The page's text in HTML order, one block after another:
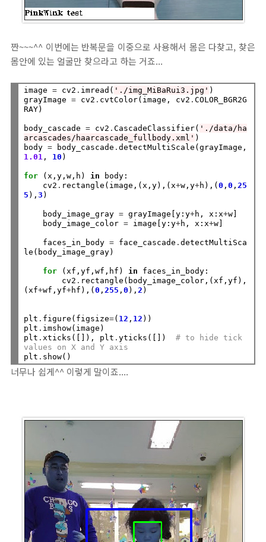
짠~~~^^ 이번에는 반복문을 이중으로 사용해서 몸은 다찾고, 찾은
몸안에 있는 얼굴만 찾으라고 하는 거죠...
image = cv2 . imread( './img_MiBaRui3.jpg' )
grayImage = cv2 . cvtColor(image, cv2 .COLOR_BGR2G
RAY)
body_cascade = cv2 .CascadeClassifier( './data/ha
arcascades/haarcascade_fullbody.xml' )
body = body_cascade .
1.01 , 10 )
for (x,y,w,h) in body:
    cv2
. rectangle(image,(x,y),(x+w,y+h),(0 ,0 , 25
5 ),3 )
    body_image_gray
= grayImage[y:y+h, x:x+w]
    body_image_color
= image[y:y+h, x:x+w]
    faces_in_body
= face_cascade .detectMultiSca
le(body_image_gray)
for (xf,yf,wf,hf) in faces_in_body:
        cv2
. rectangle(body_image_color,(xf,yf),
(xf+wf,yf+hf),(0 , 255 ,0 ), 2 )
plt . figure(figsize=( 12 , 12 ))
plt . imshow(image)
plt . xticks([]), plt .yticks([]) # to hide tick
values on X and Y axis
plt .
너무나 쉽게^^ 이렇게 말이죠....